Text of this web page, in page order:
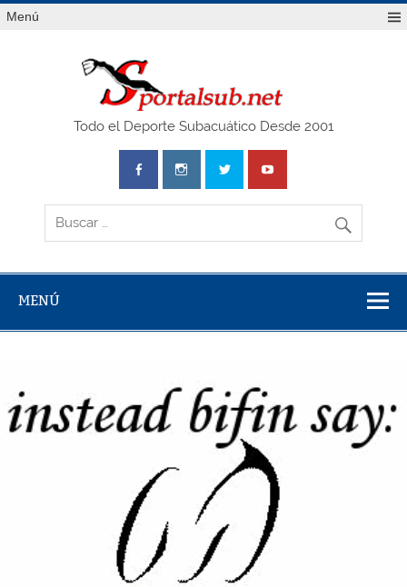
Saltar
alMenú
Todo el Deporte Subacuático Desde 2001
MENÚ